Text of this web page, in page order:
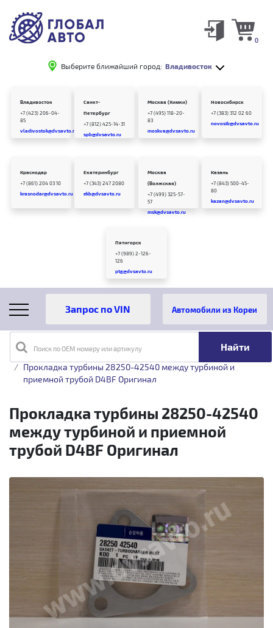
Выберите ближайший город: Владивосток
0
Владивосток
+7 (423) 206-04-
85
vladivostok@dvsavto.ru
Санкт-
Петербург
+7 (812) 425-14-31
spb@dvsavto.ru
Москва (Химки)
+7 (495) 118-20-
83
moskva@dvsavto.ru
Новосибирск
+7 (383) 312 02 60
novosib@dvsavto.ru
Краснодар
+7 (861) 204 03 10
krasnodar@dvsavto.ru
Екатеринбург
+7 (343) 247 2080
ekb@dvsavto.ru
Москва
(Волжская)
+7 (499) 325-57-
57
msk@dvsavto.ru
Казань
+7 (843) 500-45-
80
kazan@dvsavto.ru
Пятигорск
+7 (989) 2-126-
126
ptg@dvsavto.ru
Поиск по OEM номеру или артикулу
Автомобили из Кореи
Главная Каталог товаров Турбины
Прокладка турбины 28250-42540 между турбиной и
приемной трубой D4BF Оригинал
Прокладка турбины 28250-42540
между турбиной и приемной
трубой D4BF Оригинал